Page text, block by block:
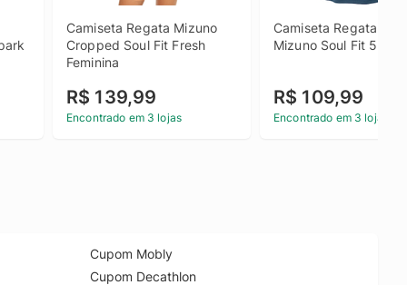
Camiseta Regata Mizuno
Cropped Soul Fit Fresh
Feminina
R$ 139,99
Encontrado em 3 lojas
Camiseta Regata
Mizuno Soul Fit 5F
R$ 109,99
Encontrado em 3 lojas
Cupom Mobly
Cupom Decathlon